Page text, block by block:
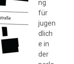
ng
für
jugen
dlich
e in
der